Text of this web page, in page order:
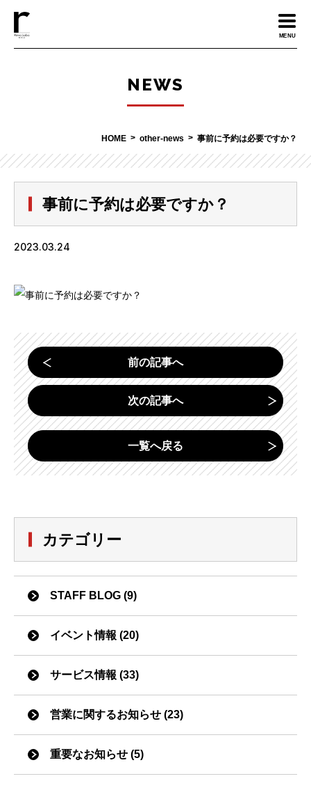
MENU
NEWS
HOME other-news 事前に予約は必要ですか？
事前に予約は必要ですか？
2023.03.24
前の記事へ
次の記事へ
一覧へ戻る
カテゴリー
STAFF BLOG (9)
イベント情報 (20)
サービス情報 (33)
営業に関するお知らせ (23)
重要なお知らせ (5)